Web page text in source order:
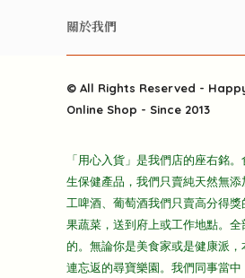
酒類
雜貨部
折上折大特價
主頁
雲南搜食記
粒粒皆辛苦
快樂電視台
常見問題
關於我們
送貨
隱私政策
© All Rights Reserved -
Online Shop - Since 2013
「用心入貨」是我們店的座右銘
生保健產品，我們只賣純天然無
工啤酒、葡萄酒我們只賣高分得
果蔬菜，送到府上或工作地點。
的。無論你是美食家或是健康派
連忘返的尋寶樂園。我們同事當